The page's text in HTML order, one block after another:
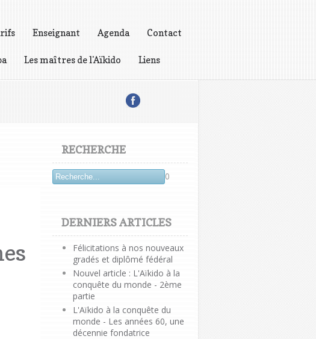
Enseignant Agenda Contact
Les maîtres de l'Aïkido Liens
RECHERCHE
0
DERNIERS ARTICLES
Félicitations à nos nouveaux
gradés et diplômé fédéral
Nouvel article : L'Aïkido à la
conquête du monde - 2ème
partie
L'Aïkido à la conquête du
monde - Les années 60, une
décennie fondatrice